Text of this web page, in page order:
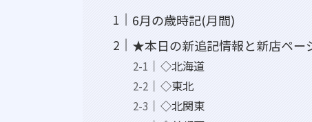
6月の歳時記(月間)
★本日の新追記情報と新店ペー
◇北海道
◇東北
◇北関東